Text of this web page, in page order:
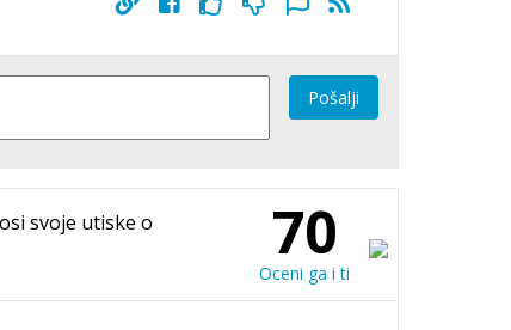
Pošalji
svoje utiske o 70
Oceni ga i ti